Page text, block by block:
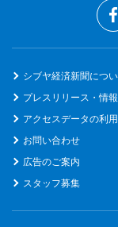
シブヤ経済新聞につ
プレスリリース・情
アクセスデータの利
お問い合わせ
広告のご案内
スタッフ募集